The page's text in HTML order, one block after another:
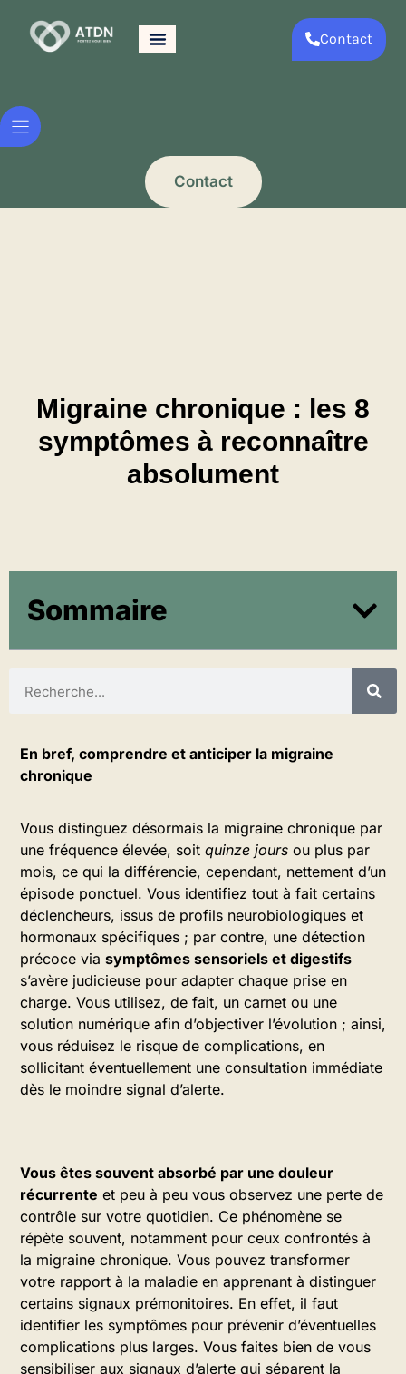
Contact
Contact
Migraine chronique : les 8
symptômes à reconnaître
absolument
Sommaire
En bref, comprendre et anticiper la migraine
chronique
Vous distinguez désormais la migraine chronique par
une fréquence élevée, soit quinze jours ou plus par
mois, ce qui la différencie, cependant, nettement d’un
épisode ponctuel. Vous identifiez tout à fait certains
déclencheurs, issus de profils neurobiologiques et
hormonaux spécifiques ; par contre, une détection
précoce via symptômes sensoriels et digestifs
s’avère judicieuse pour adapter chaque prise en
charge. Vous utilisez, de fait, un carnet ou une
solution numérique afin d’objectiver l’évolution ; ainsi,
vous réduisez le risque de complications, en
sollicitant éventuellement une consultation immédiate
dès le moindre signal d’alerte.
Vous êtes souvent absorbé par une douleur
récurrente et peu à peu vous observez une perte de
contrôle sur votre quotidien. Ce phénomène se
répète souvent, notamment pour ceux confrontés à
la migraine chronique. Vous pouvez transformer
votre rapport à la maladie en apprenant à distinguer
certains signaux prémonitoires. En effet, il faut
identifier les symptômes pour prévenir d’éventuelles
complications plus larges. Vous faites bien de vous
sensibiliser aux signaux d’alerte qui séparent la